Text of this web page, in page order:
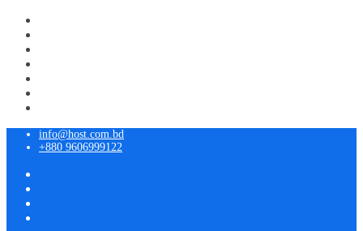
info@host.com.bd
+880 9606999122